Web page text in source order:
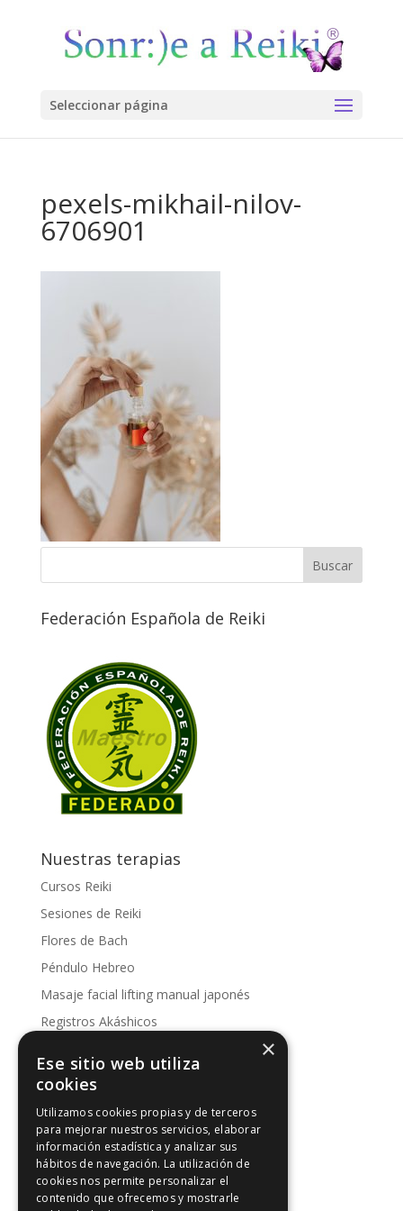
Seleccionar página
pexels-mikhail-nilov-
6706901
Federación Española de Reiki
Nuestras terapias
Cursos Reiki
Sesiones de Reiki
Flores de Bach
Péndulo Hebreo
Masaje facial lifting manual japonés
Registros Akáshicos
Kinesología
Artículos de interés
Artículos de interés
Intuición y Reiki
Los 5 principios Reiki
×
Ese sitio web utiliza
cookies
Utilizamos cookies propias y de terceros
para mejorar nuestros servicios, elaborar
información estadística y analizar sus
hábitos de navegación. La utilización de
cookies nos permite personalizar el
contenido que ofrecemos y mostrarle